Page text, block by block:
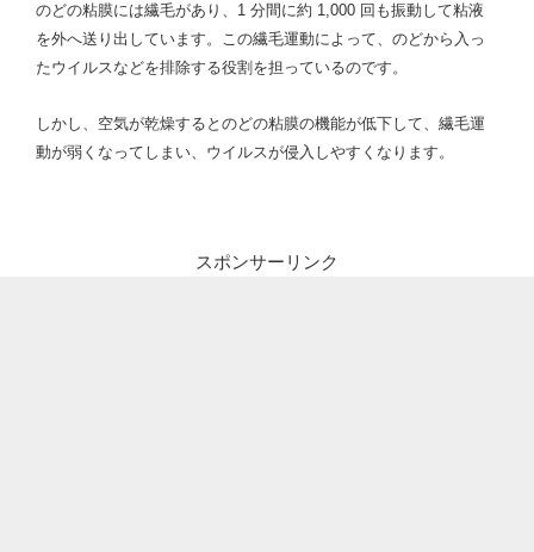
のどの粘膜には繊毛があり、1 分間に約 1,000 回も振動して粘液
を外へ送り出しています。この繊毛運動によって、のどから入っ
たウイルスなどを排除する役割を担っているのです。
しかし、空気が乾燥するとのどの粘膜の機能が低下して、繊毛運
動が弱くなってしまい、ウイルスが侵入しやすくなります。
スポンサーリンク